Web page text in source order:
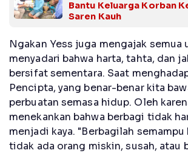
Bantu Keluarga Korban
Saren Kauh
Ngakan Yess juga mengajak semua
menyadari bahwa harta, tahta, dan
bersifat sementara. Saat
Pencipta, yang benar-benar kita
perbuatan semasa hidup. Oleh
menekankan bahwa berbagi tidak
menjadi kaya. "Berbagilah semampu
tidak ada orang miskin, susah, atau